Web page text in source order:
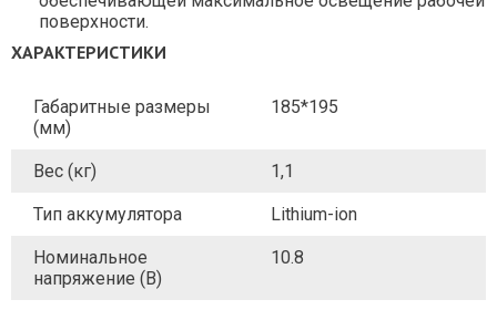
поверхности.
ХАРАКТЕРИСТИКИ
Габаритные размеры
(мм)
185*195
Вес (кг) 1,1
Тип аккумулятора Lithium-ion
Номинальное
напряжение (В)
10.8